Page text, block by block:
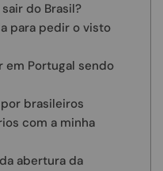
do Brasil?
para pedir o visto
em Portugal sendo
brasileiros
com a minha
abertura da